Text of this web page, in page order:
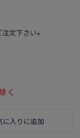
文下さい
く
に入りに追加